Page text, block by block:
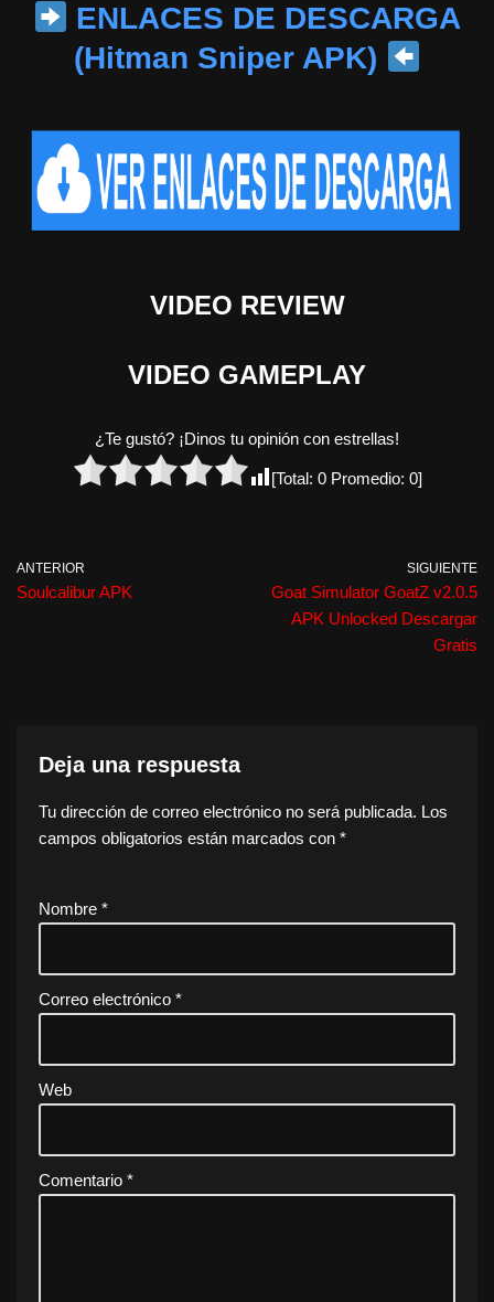
ENLACES DE DESCARGA
(Hitman Sniper APK)
VIDEO REVIEW
VIDEO GAMEPLAY
¿Te gustó? ¡Dinos tu opinión con estrellas!
[Total: 0Promedio: 0]
ANTERIOR
Soulcalibur APK
SIGUIENTE
Goat Simulator GoatZ v2.0.5
APK Unlocked Descargar
Gratis
Deja una respuesta
Tu dirección de correo electrónico no será publicada. Los
campos obligatorios están marcados con *
Nombre *
Correo electrónico *
Web
Comentario *